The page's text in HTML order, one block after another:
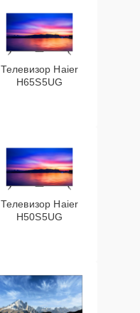
Телевизор Haier
H65S5UG
Телевизор Haier
H50S5UG